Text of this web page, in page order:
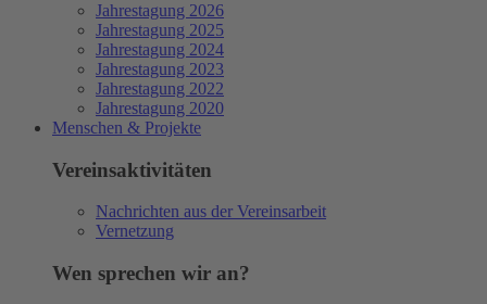
Jahrestagung 2026
Jahrestagung 2025
Jahrestagung 2024
Jahrestagung 2023
Jahrestagung 2022
Jahrestagung 2020
Menschen & Projekte
Vereinsaktivitäten
Nachrichten aus der Vereinsarbeit
Vernetzung
Wen sprechen wir an?